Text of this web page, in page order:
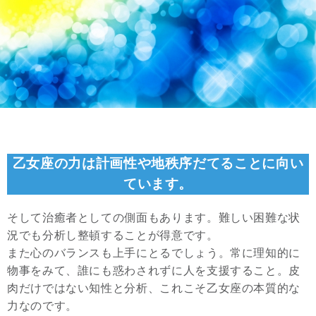
乙女座の力は計画性や地秩序だてることに向い
ています。
そして治癒者としての側面もあります。難しい困難な状
況でも分析し整頓することが得意です。
また心のバランスも上手にとるでしょう。常に理知的に
物事をみて、誰にも惑わされずに人を支援すること。皮
肉だけではない知性と分析、これこそ乙女座の本質的な
力なのです。